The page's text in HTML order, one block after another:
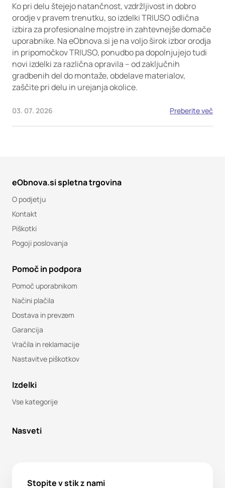
Ko pri delu štejejo natančnost, vzdržljivost in dobro
orodje v pravem trenutku, so izdelki TRIUSO odlična
izbira za profesionalne mojstre in zahtevnejše domače
uporabnike. Na eObnova.si je na voljo širok izbor orodja
in pripomočkov TRIUSO, ponudbo pa dopolnjujejo tudi
novi izdelki za različna opravila – od zaključnih
gradbenih del do montaže, obdelave materialov,
zaščite pri delu in urejanja okolice.
03. 07. 2026 Preberite več
eObnova.si spletna trgovina
O podjetju
Kontakt
Piškotki
Pogoji poslovanja
Pomoč in podpora
Pomoč uporabnikom
Načini plačila
Dostava in prevzem
Garancija
Vračila in reklamacije
Nastavitve piškotkov
Izdelki
Vse kategorije
Nasveti
Stopite v stik z nami